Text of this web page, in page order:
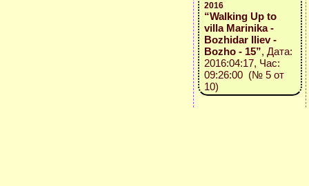
2016
“Walking Up to
villa Marinika -
Bozhidar Iliev -
Bozho - 15”, Дата:
2016:04:17, Час:
09:26:00 (№ 5 от
10)